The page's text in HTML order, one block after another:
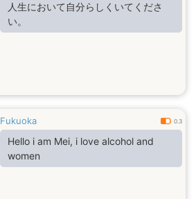
人生において自分らしくいてくださ
い。
Fukuoka 0.3
Hello i am Mei, i love alcohol and
women